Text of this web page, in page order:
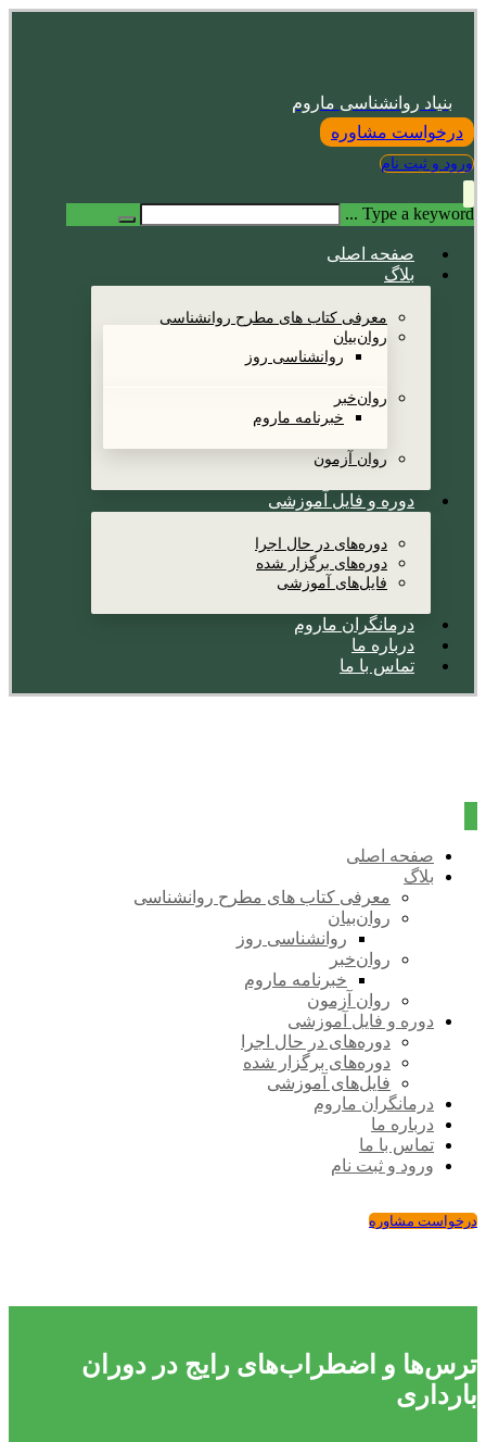
بنیاد روانشناسی ماروم
درخواست مشاوره
ورود و ثبت نام
Type a keyword ...
صفحه اصلی
بلاگ
معرفی کتاب های مطرح روانشناسی
روان‌بیان
روانشناسی روز
روان‌خبر
خبرنامه ماروم
روان آزمون
دوره و فایل آموزشی
دوره‌های در حال اجرا
دوره‌های برگزار شده
فایل‌های آموزشی
درمانگران ماروم
درباره ما
تماس با ما
صفحه اصلی
بلاگ
معرفی کتاب های مطرح روانشناسی
روان‌بیان
روانشناسی روز
روان‌خبر
خبرنامه ماروم
روان آزمون
دوره و فایل آموزشی
دوره‌های در حال اجرا
دوره‌های برگزار شده
فایل‌های آموزشی
درمانگران ماروم
درباره ما
تماس با ما
ورود و ثبت نام
درخواست مشاوره
ترس‌ها و اضطراب‌های رایج در دوران
بارداری